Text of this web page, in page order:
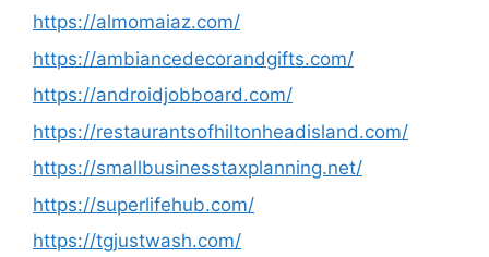
https://almomaiaz.com/
https://ambiancedecorandgifts.com/
https://androidjobboard.com/
https://restaurantsofhiltonheadisland.com/
https://smallbusinesstaxplanning.net/
https://superlifehub.com/
https://tgjustwash.com/